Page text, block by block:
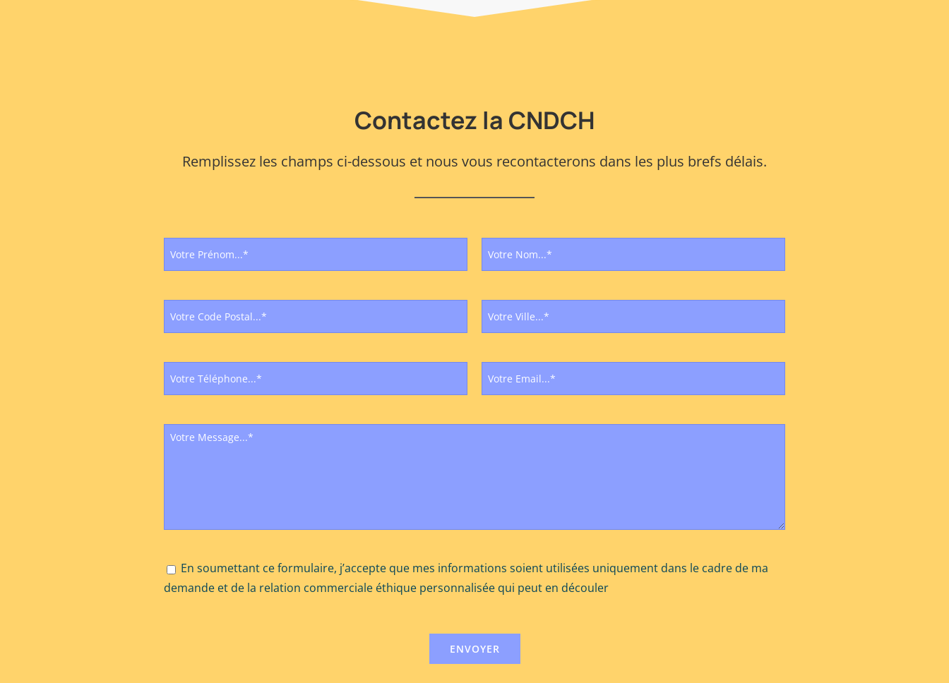
Contactez la CNDCH
Remplissez les champs ci-dessous et nous vous recontacterons dans les plus brefs délais.
En soumettant ce formulaire, j’accepte que mes informations soient utilisées uniquement dans le cadre de ma
demande et de la relation commerciale éthique personnalisée qui peut en découler